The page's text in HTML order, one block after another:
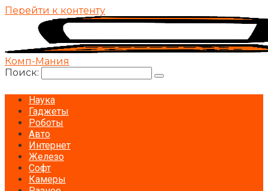
Перейти к контенту
Комп-Мания
Поиск:
Наука
Гаджеты
Роботы
Авто
Интернет
Железо
Софт
Камеры